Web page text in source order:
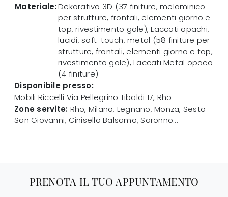
Materiale:Dekorativo 3D (37 finiture, melaminico
per strutture, frontali, elementi giorno e
top, rivestimento gole), Laccati opachi,
lucidi, soft-touch, metal (58 finiture per
strutture, frontali, elementi giorno e top,
rivestimento gole), Laccati Metal opaco
(4 finiture)
Disponibile presso:
Mobili Riccelli Via Pellegrino Tibaldi 17, Rho
Zone servite: Rho, Milano, Legnano, Monza, Sesto
San Giovanni, Cinisello Balsamo, Saronno...
PRENOTA IL TUO APPUNTAMENTO